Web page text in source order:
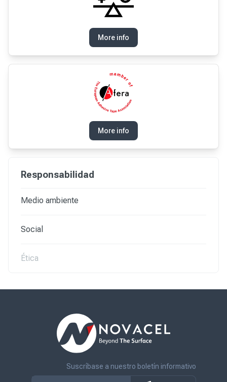
More info
More info
Responsabilidad
Medio ambiente
Social
Ética
Suscríbase a nuestro boletín informativo